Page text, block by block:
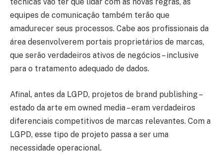
equipes de comunicação também terão que
amadurecer seus processos. Cabe aos profissionais da
área desenvolverem portais proprietários de marcas,
que serão verdadeiros ativos de negócios – inclusive
para o tratamento adequado de dados.
Afinal, antes da LGPD, projetos de brand publishing –
estado da arte em owned media – eram verdadeiros
diferenciais competitivos de marcas relevantes. Com a
LGPD, esse tipo de projeto passa a ser uma
necessidade operacional.